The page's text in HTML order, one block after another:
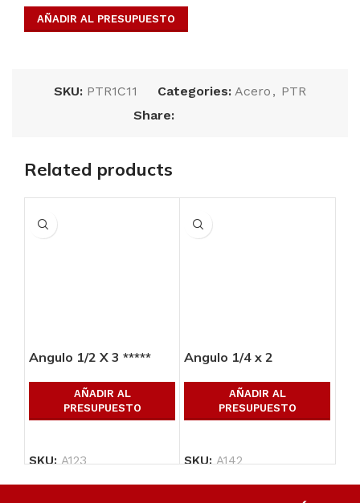
AÑADIR AL PRESUPUESTO
SKU: PTR1C11 Categories: Acero , PTR
Share:
Related products
Angulo 1/2 X 3 *****
AÑADIR AL
PRESUPUESTO
SKU:A123
Angulo 1/4 x 2
AÑADIR AL
PRESUPUESTO
SKU:A142